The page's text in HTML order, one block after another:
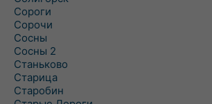
Сороги
Сорочи
Сосны
Сосны 2
Станьково
Старица
Старобин